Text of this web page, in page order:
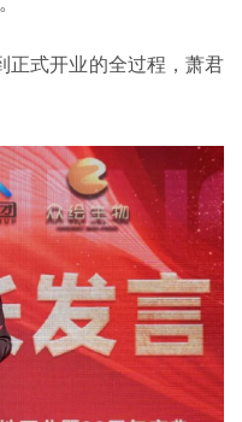
正式开业的全过程，萧君